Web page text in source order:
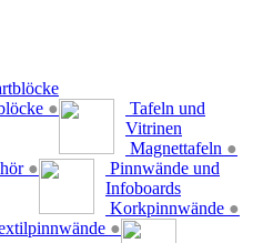
●
Tafeln und
Vitrinen
Magnettafeln ●
●
Pinnwände und
Infoboards
Korkpinnwände ●
●